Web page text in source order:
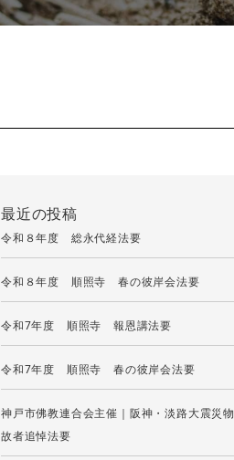
最近の投稿
令和８年度 総永代経法要
令和８年度 順照寺 春の彼岸会法要
令和7年度 順照寺 報恩講法要
令和7年度 順照寺 春の彼岸会法要
神戸市佛教連合会主催｜阪神・淡路大震災物
故者追悼法要